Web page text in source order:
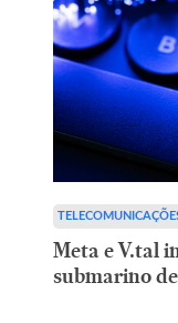
Meta e V.tal
submarino